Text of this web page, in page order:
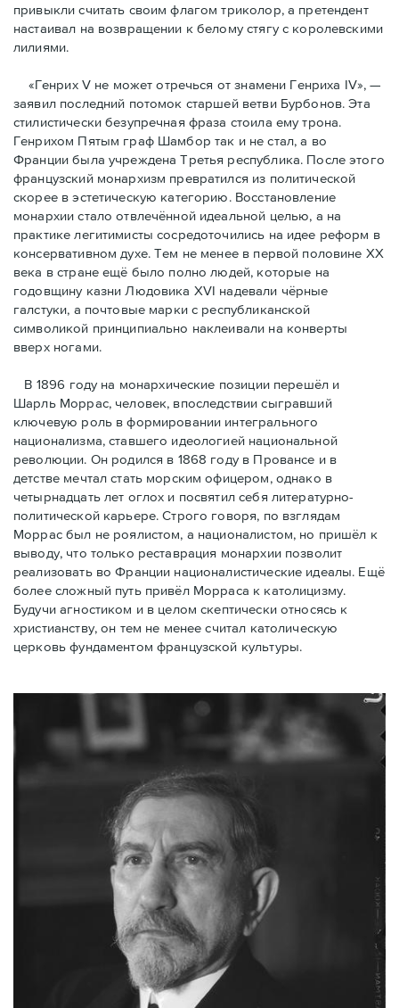
привыкли считать своим флагoм триколор, а претендент
настаивал на возвращении к белому стягу с королевскими
лилиями.
«Генрих V не может отречься от знамени Генриха IV», —
заявил последний потомок старшей ветви Бурбонов. Эта
стилистически безупречная фраза стоила ему трона.
Генрихом Пятым граф Шамбор так и не стал, а во
Франции была учреждена Третья республика. После этого
французский монархизм превратился из политической
скорее в эстетическую категорию. Восстановление
монархии стало отвлечённой идеальной целью, а на
практике легитимисты сосредоточились на идее реформ в
консервативном духе. Тем не менее в первой половине ХХ
века в стране ещё было полно людей, которые на
годовщину казни Людовика XVI надевали чёрные
галстуки, а почтовые марки с республиканской
символикой принципиально наклеивали на конверты
вверх ногами.
В 1896 году на монархические позиции перешёл и
Шарль Моррас, человек, впоследствии сыгравший
ключевую роль в формировании интегрального
национализма, ставшего идеологией национальной
революции. Он родился в 1868 году в Провансе и в
детстве мечтал стать морским офицером, однако в
четырнадцать лет оглох и посвятил себя литературно-
политической карьере. Строго говоря, по взглядам
Моррас был не роялистом, а националистом, но пришёл к
выводу, что только реставрация монархии позволит
реализовать во Франции националистические идеалы. Ещё
более сложный путь привёл Морраса к католицизму.
Будучи агностиком и в целом скептически относясь к
христианству, он тем не менее считал католическую
церковь фундаментом французской культуры.